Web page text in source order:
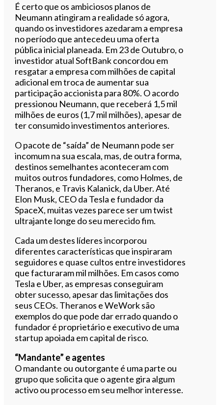
É certo que os ambiciosos planos de
Neumann atingiram a realidade só agora,
quando os investidores azedaram a empresa
no período que antecedeu uma oferta
pública inicial planeada. Em 23 de Outubro, o
investidor atual SoftBank concordou em
resgatar a empresa com milhões de capital
adicional em troca de aumentar sua
participação accionista para 80%. O acordo
pressionou Neumann, que receberá 1,5 mil
milhões de euros (1,7 mil milhões), apesar de
ter consumido investimentos anteriores.
O pacote de “saída” de Neumann pode ser
incomum na sua escala, mas, de outra forma,
destinos semelhantes aconteceram com
muitos outros fundadores, como Holmes, de
Theranos, e Travis Kalanick, da Uber. Até
Elon Musk, CEO da Tesla e fundador da
SpaceX, muitas vezes parece ser um twist
ultrajante longe do seu merecido fim.
Cada um destes líderes incorporou
diferentes características que inspiraram
seguidores e quase cultos entre investidores
que facturaram mil milhões. Em casos como
Tesla e Uber, as empresas conseguiram
obter sucesso, apesar das limitações dos
seus CEOs. Theranos e WeWork são
exemplos do que pode dar errado quando o
fundador é proprietário e executivo de uma
startup apoiada em capital de risco.
“Mandante” e agentes
O mandante ou outorgante é uma parte ou
grupo que solicita que o agente gira algum
activo ou processo em seu melhor interesse.